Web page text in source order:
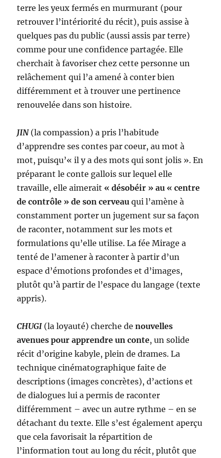
terre les yeux fermés en murmurant (pour
retrouver l’intériorité du récit), puis assise à
quelques pas du public (aussi assis par terre)
comme pour une confidence partagée. Elle
cherchait à favoriser chez cette personne un
relâchement qui l’a amené à conter bien
différemment et à trouver une pertinence
renouvelée dans son histoire.
JIN (la compassion) a pris l’habitude
d’apprendre ses contes par coeur, au mot à
mot, puisqu’« il y a des mots qui sont jolis ». En
préparant le conte gallois sur lequel elle
travaille, elle aimerait « désobéir » au « centre
de contrôle » de son cerveau qui l’amène à
constamment porter un jugement sur sa façon
de raconter, notamment sur les mots et
formulations qu’elle utilise. La fée Mirage a
tenté de l’amener à raconter à partir d’un
espace d’émotions profondes et d’images,
plutôt qu’à partir de l’espace du langage (texte
appris).
CHUGI(la loyauté) cherche denouvelles
avenues pour apprendre un conte, un solide
récit d’origine kabyle, plein de drames. La
technique cinématographique faite de
descriptions (images concrètes), d’actions et
de dialogues lui a permis de raconter
différemment – avec un autre rythme – en se
détachant du texte. Elle s’est également aperçu
que cela favorisait la répartition de
l’information tout au long du récit, plutôt que